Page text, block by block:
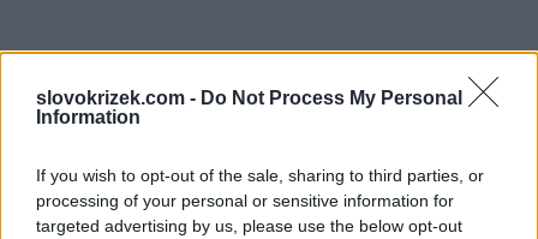
slovokrizek.com - Do Not Process My Personal
Information
If you wish to opt-out of the sale, sharing to third parties, or
processing of your personal or sensitive information for
targeted advertising by us, please use the below opt-out